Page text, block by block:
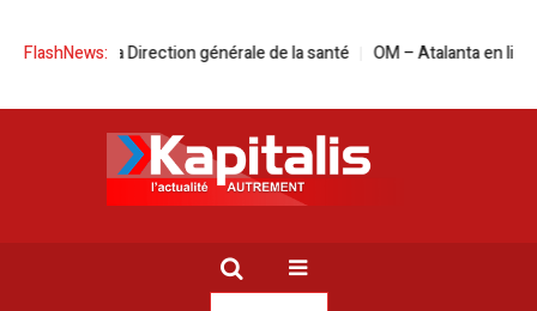
FlashNews:
de la Direction générale de la santé OM – Atalanta en live